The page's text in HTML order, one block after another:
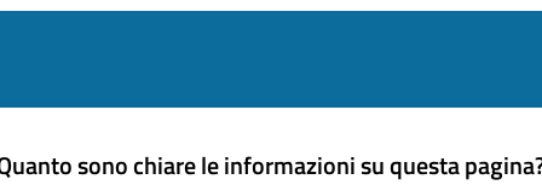
sono chiare le informazioni su questa